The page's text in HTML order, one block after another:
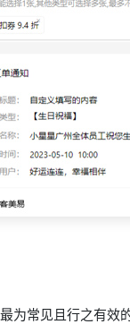
为常见且行之有